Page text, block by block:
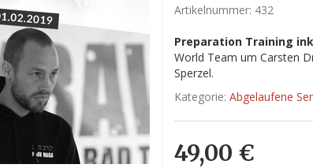
Artikelnummer: 432
Preparation Training
World Team um Carsten
Sperzel.
Kategorie: Abgelaufene
49,00 €